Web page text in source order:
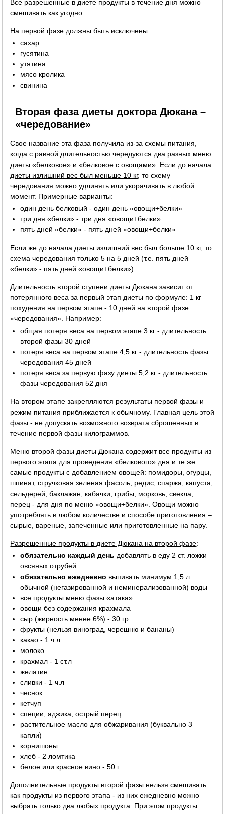
Все разрешенные в диете продукты в течение дня можно
смешивать как угодно.
На первой фазе должны быть исключены:
сахар
гусятина
утятина
мясо кролика
свинина
Вторая фаза диеты доктора Дюкана –
«чередование»
Свое название эта фаза получила из-за схемы питания,
когда с равной длительностью чередуются два разных меню
диеты «белковое» и «белковое с овощами». Если до начала
диеты излишний вес был меньше 10 кг, то схему
чередования можно удлинять или укорачивать в любой
момент. Примерные варианты:
один день белковый - один день «овощи+белки»
три дня «белки» - три дня «овощи+белки»
пять дней «белки» - пять дней «овощи+белки»
Если же до начала диеты излишний вес был больше 10 кг, то
схема чередования только 5 на 5 дней (т.е. пять дней
«белки» - пять дней «овощи+белки»).
Длительность второй ступени диеты Дюкана зависит от
потерянного веса за первый этап диеты по формуле: 1 кг
похудения на первом этапе - 10 дней на второй фазе
«чередования». Например:
общая потеря веса на первом этапе 3 кг - длительность
второй фазы 30 дней
потеря веса на первом этапе 4,5 кг - длительность фазы
чередования 45 дней
потеря веса за первую фазу диеты 5,2 кг - длительность
фазы чередования 52 дня
На втором этапе закрепляются результаты первой фазы и
режим питания приближается к обычному. Главная цель этой
фазы - не допускать возможного возврата сброшенных в
течение первой фазы килограммов.
Меню второй фазы диеты Дюкана содержит все продукты из
первого этапа для проведения «белкового» дня и те же
самые продукты с добавлением овощей: помидоры, огурцы,
шпинат, стручковая зеленая фасоль, редис, спаржа, капуста,
сельдерей, баклажан, кабачки, грибы, морковь, свекла,
перец - для дня по меню «овощи+белки». Овощи можно
употреблять в любом количестве и способе приготовления –
сырые, вареные, запеченные или приготовленные на пару.
Разрешенные продукты в диете Дюкана на второй фазе:
обязательно каждый день добавлять в еду 2 ст. ложки
овсяных отрубей
обязательно ежедневно выпивать минимум 1,5 л
обычной (негазированной и неминерализованной) воды
все продукты меню фазы «атака»
овощи без содержания крахмала
сыр (жирность менее 6%) - 30 гр.
фрукты (нельзя виноград, черешню и бананы)
какао - 1 ч.л
молоко
крахмал - 1 ст.л
желатин
сливки - 1 ч.л
чеснок
кетчуп
специи, аджика, острый перец
растительное масло для обжаривания (буквально 3
капли)
корнишоны
хлеб - 2 ломтика
белое или красное вино - 50 г.
Дополнительные продукты второй фазы нельзя смешивать
как продукты из первого этапа - из них ежедневно можно
выбрать только два любых продукта. При этом продукты